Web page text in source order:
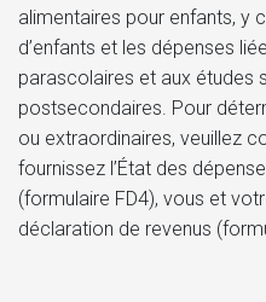
alimentaires pour enfants, y
d’enfants et les dépenses
parascolaires et aux études
postsecondaires. Pour
ou extraordinaires, veuillez
fournissez l’État des
(formulaire FD4), vous et
déclaration de revenus